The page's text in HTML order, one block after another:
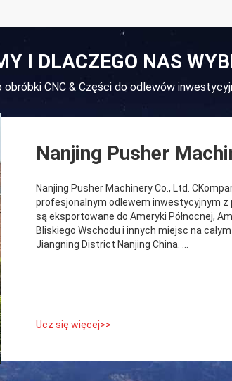
I DLACZEGO NAS
obróbki CNC & Części do odlewów
Nanjing Pusher
Nanjing Pusher Machinery Co., Ltd.
profesjonalnym odlewem inwestycyjnym
są eksportowane do Ameryki Północnej,
Bliskiego Wschodu i innych miejsc na
Jiangning District Nanjing China. ...
Ucz się więcej>>